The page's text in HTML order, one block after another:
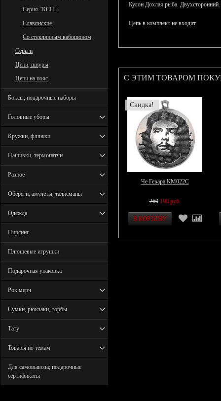
Серия "КСН"
Славянские
Со стеклянным кабошоном
Серьги
Цепи, шнуры
Цепи на пояс
Боксы, подарочные наборы
Головные уборы
Кружки, фляжки
Нашивки, термопатчи
Разное
Обереги, амулеты, талисманы
Одежда
Пирсинг
Плюшевые игрушки
Подарочная упаковка
Рок мерч
Сумки, рюкзаки, торбы
Тату
Товары по темам
Для самовывоза; подарочные
сертификаты
Кулон Дохлая рыба.
Цепь в комплект не входит.
С ЭТИМ ТОВАРОМ
Скидка!
Че Гевара КМ022С
260 190 руб.